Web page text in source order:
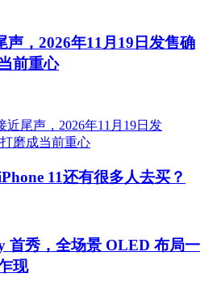
声，2026年11月19日发售确
前重心
11还有很多人去买？
首秀，全场景 OLED 布局一
现